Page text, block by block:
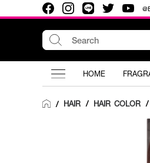
HOME
/ HAIR / HAIR COLOR /